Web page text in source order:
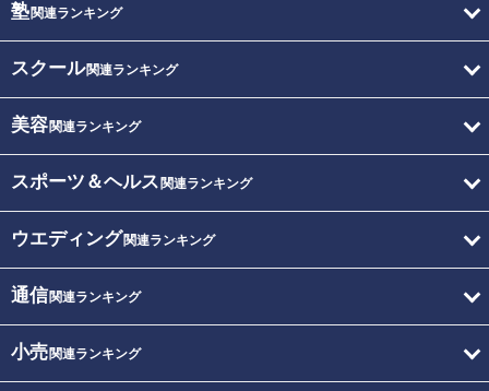
塾関連ランキング
スクール関連ランキング
美容関連ランキング
スポーツ＆ヘルス 関連ランキング
ウエディング関連ランキング
通信関連ランキング
小売関連ランキング